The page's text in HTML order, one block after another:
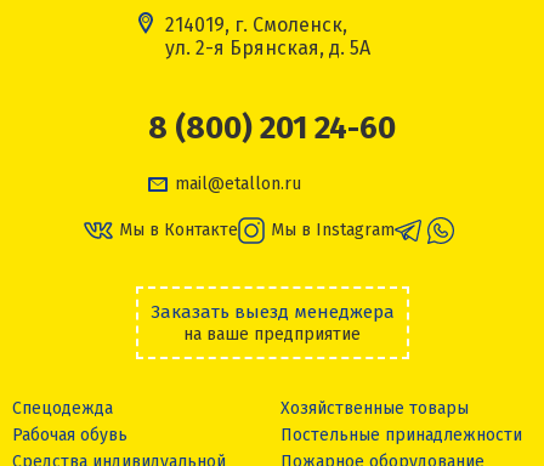
214019, г. Смоленск,
ул. 2-я Брянская, д. 5А
8 (800) 201 24-60
mail@etallon.ru
Мы в Контакте Мы в Instagram
Заказать выезд менеджера
на ваше предприятие
Спецодежда
Рабочая обувь
Средства индивидуальной
Хозяйственные товары
Постельные принадлежности
Пожарное оборудование